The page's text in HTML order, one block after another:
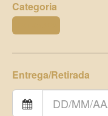
Categoria
Entrega/Retirada